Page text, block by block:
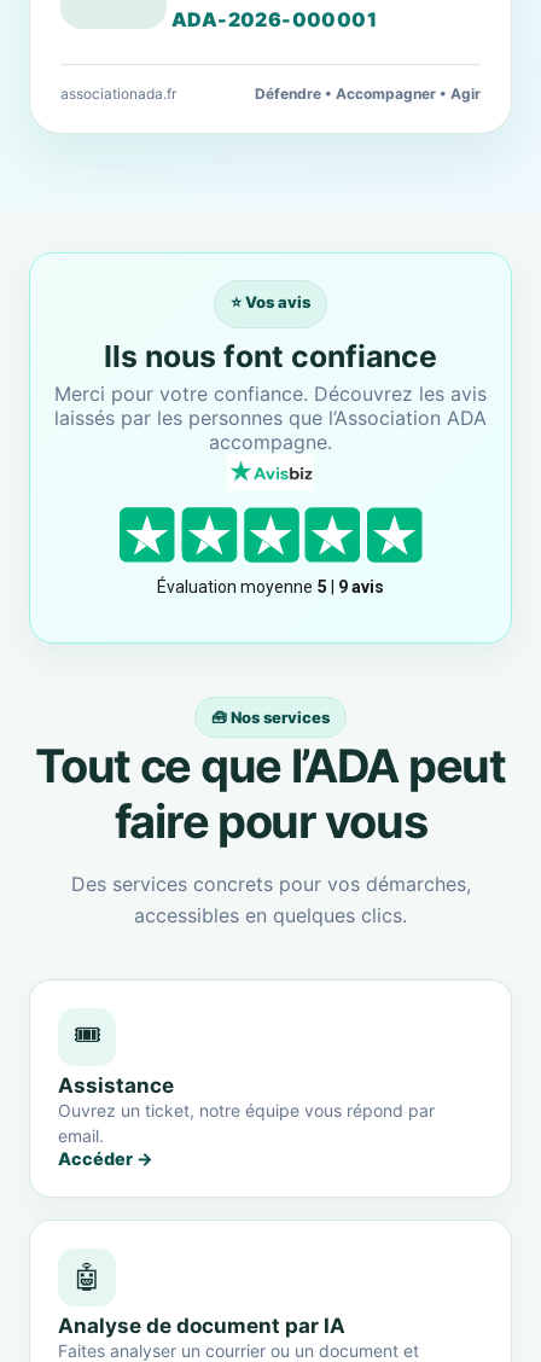
ADA-2026-000001
associationada.fr Défendre • Accompagner • Agir
⭐ Vos avis
Ils nous font confiance
Merci pour votre confiance. Découvrez les avis
laissés par les personnes que l’Association ADA
accompagne.
🧰 Nos services
Tout ce que l’ADA peut
faire pour vous
Des services concrets pour vos démarches,
accessibles en quelques clics.
🎟️
Assistance
Ouvrez un ticket, notre équipe vous répond par
email.
Accéder →
🤖
Analyse de document par IA
Faites analyser un courrier ou un document et